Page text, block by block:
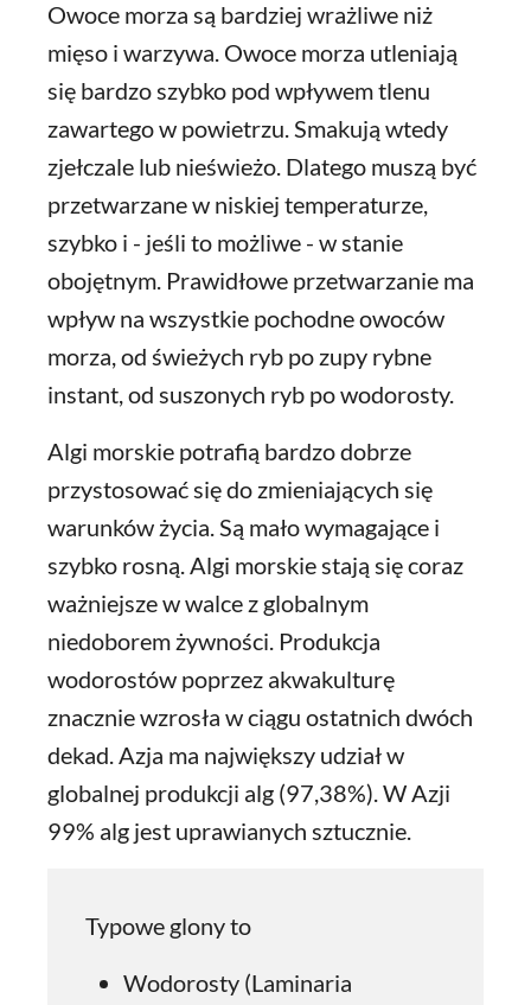
Owoce morza są bardziej wrażliwe niż
mięso i warzywa. Owoce morza utleniają
się bardzo szybko pod wpływem tlenu
zawartego w powietrzu. Smakują wtedy
zjełczale lub nieświeżo. Dlatego muszą być
przetwarzane w niskiej temperaturze,
szybko i - jeśli to możliwe - w stanie
obojętnym. Prawidłowe przetwarzanie ma
wpływ na wszystkie pochodne owoców
morza, od świeżych ryb po zupy rybne
instant, od suszonych ryb po wodorosty.
Algi morskie potrafią bardzo dobrze
przystosować się do zmieniających się
warunków życia. Są mało wymagające i
szybko rosną. Algi morskie stają się coraz
ważniejsze w walce z globalnym
niedoborem żywności. Produkcja
wodorostów poprzez akwakulturę
znacznie wzrosła w ciągu ostatnich dwóch
dekad. Azja ma największy udział w
globalnej produkcji alg (97,38%). W Azji
99% alg jest uprawianych sztucznie.
Typowe glony to
Wodorosty (Laminaria